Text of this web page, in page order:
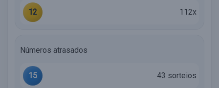
12 112x
Números atrasados
15 43 sorteios